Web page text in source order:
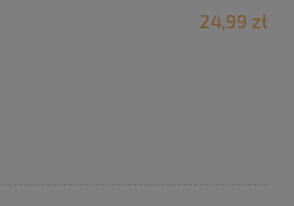
24,99 zł